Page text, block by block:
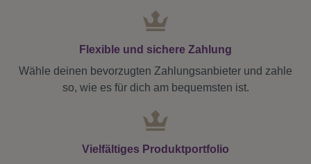
Flexible und sichere Zahlung
Wähle deinen bevorzugten Zahlungsanbieter und zahle
so, wie es für dich am bequemsten ist.
Vielfältiges Produktportfolio